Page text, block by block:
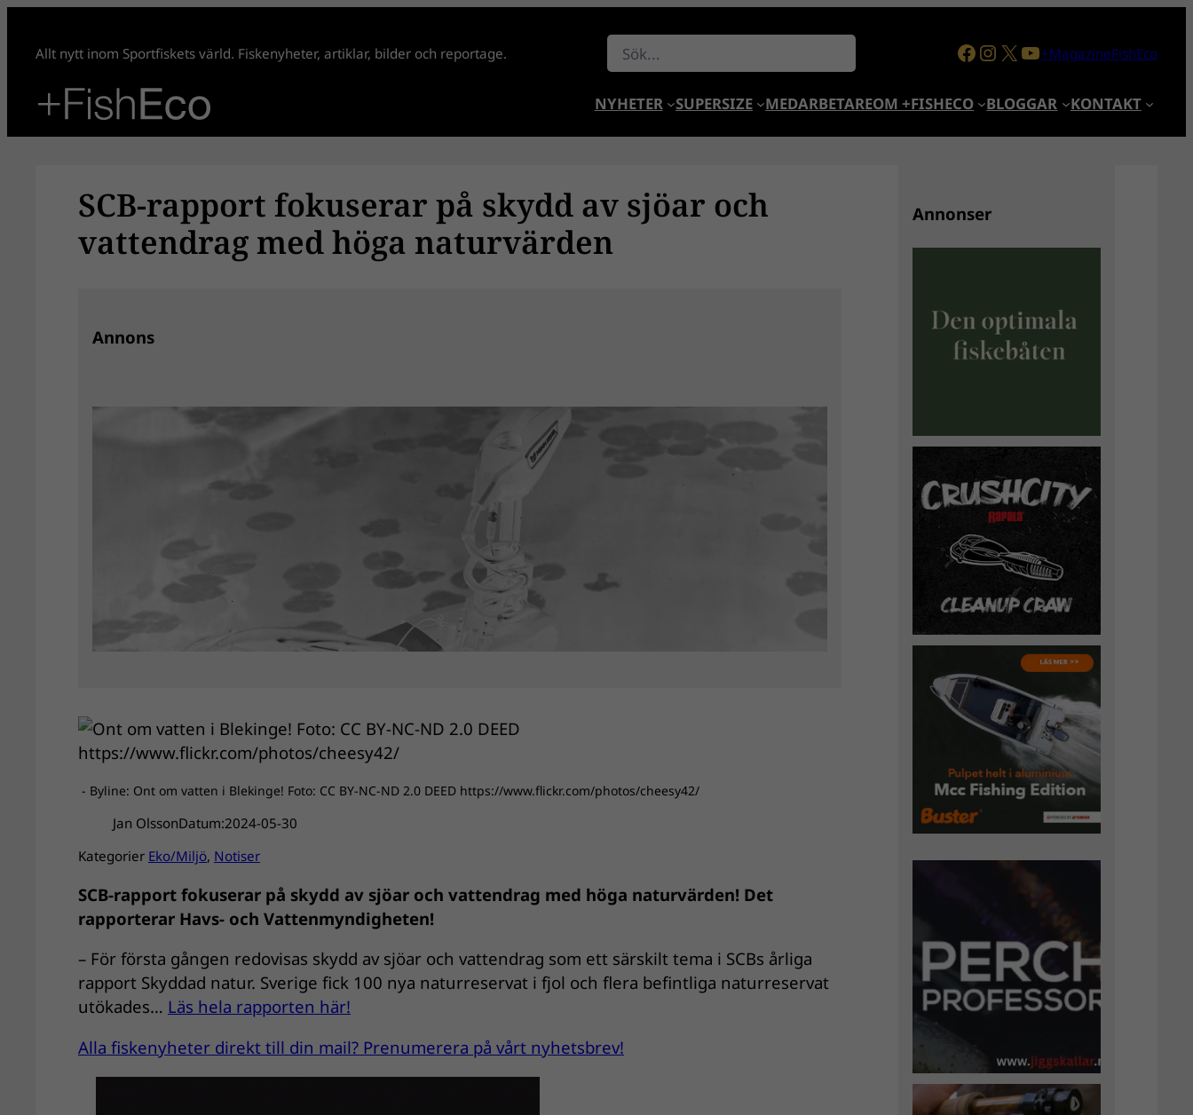
innehåll
Allt nytt inom Sportfiskets värld. Fiskenyheter, artiklar, bilder och reportage. Sök Facebook
Instagram
X YouTube
+MagazineFishEco
NYHETER SUPERSIZE MEDARBETAREOM +FISHECO BLOGGAR KONTAKT
SCB-rapport fokuserar på skydd av sjöar och
vattendrag med höga naturvärden
Annons
- Byline: Ont om vatten i Blekinge! Foto: CC BY-NC-ND 2.0 DEED https://www.flickr.com/photos/cheesy42/
Jan OlssonDatum:2024-05-30
Kategorier Eko/Miljö, Notiser
SCB-rapport fokuserar på skydd av sjöar och vattendrag med höga naturvärden! Det
rapporterar Havs- och Vattenmyndigheten!
– För första gången redovisas skydd av sjöar och vattendrag som ett särskilt tema i SCBs årliga
rapport Skyddad natur. Sverige fick 100 nya naturreservat i fjol och flera befintliga naturreservat
utökades… Läs hela rapporten här!
Alla fiskenyheter direkt till din mail? Prenumerera på vårt nyhetsbrev!
Annonser